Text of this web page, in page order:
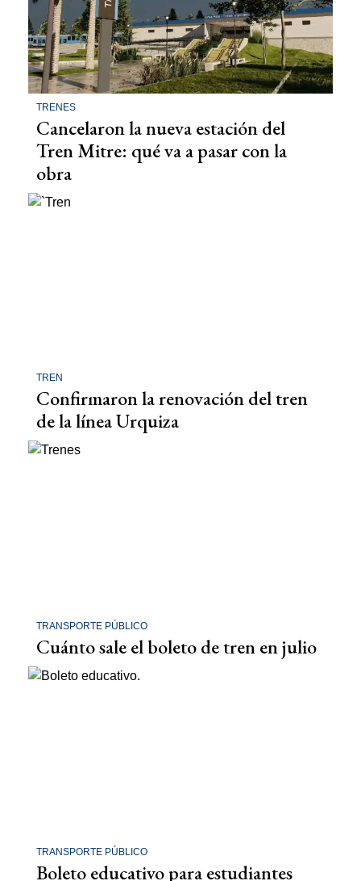
TRENES
Cancelaron la nueva estación del
Tren Mitre: qué va a pasar con la
obra
TREN
Confirmaron la renovación del tren
de la línea Urquiza
TRANSPORTE PÚBLICO
Cuánto sale el boleto de tren en julio
TRANSPORTE PÚBLICO
Boleto educativo para estudiantes